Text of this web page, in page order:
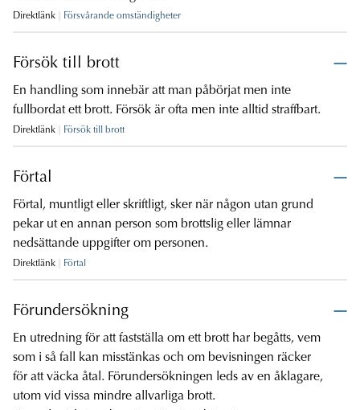
Direktlänk Försvårande omständigheter
Försök till brott
En handling som innebär att man påbörjat men inte
fullbordat ett brott. Försök är ofta men inte alltid straffbart.
Direktlänk Försök till brott
Förtal
Förtal, muntligt eller skriftligt, sker när någon utan grund
pekar ut en annan person som brottslig eller lämnar
nedsättande uppgifter om personen.
Direktlänk Förtal
Förundersökning
En utredning för att fastställa om ett brott har begåtts, vem
som i så fall kan misstänkas och om bevisningen räcker
för att väcka åtal. Förundersökningen leds av en åklagare,
utom vid vissa mindre allvarliga brott.